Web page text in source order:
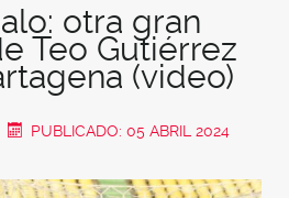
otra gran
Teo Gutiérrez
(video)
PUBLICADO: 05 ABRIL 2024